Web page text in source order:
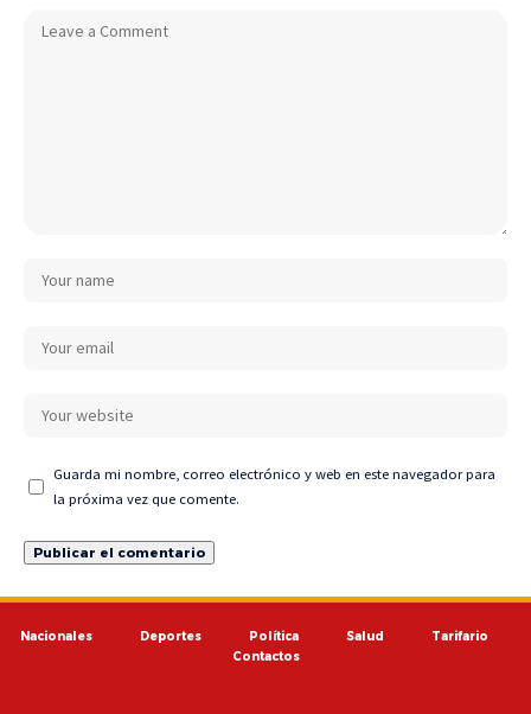
Guarda mi nombre, correo electrónico y web en este navegador para
la próxima vez que comente.
Nacionales Deportes Política Salud
Tarifario
Contactos